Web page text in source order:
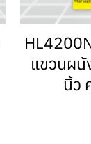
แขวนผนั
นิ้ว